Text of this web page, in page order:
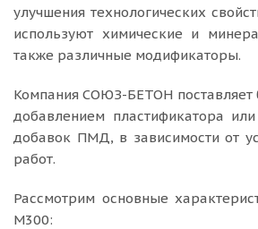
улучшения технологических
используют химические и
также различные модификаторы.
Компания СОЮЗ-БЕТОН поставляет
добавлением пластификатора
добавок ПМД, в зависимости от
работ.
Рассмотрим основные
М300: